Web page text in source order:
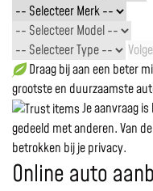
Draag bij aan een beter
grootste en duurzaamste
Je aanvraag
gedeeld met anderen. Van
betrokken bij je privacy.
Online auto